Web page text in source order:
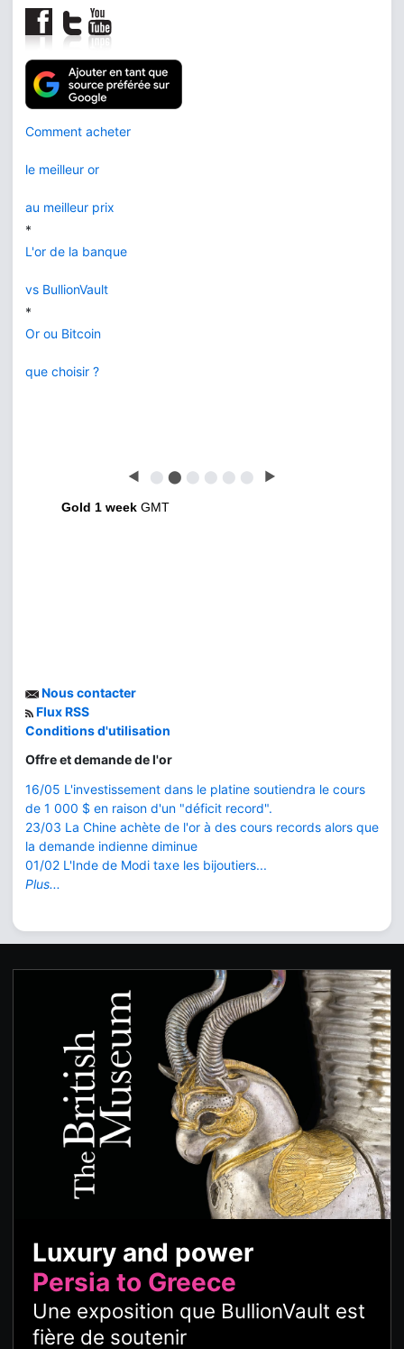
Comment acheter
le meilleur or
au meilleur prix
*
L'or de la banque
vs BullionVault
*
Or ou Bitcoin
que choisir ?
◀ ⬤ ⬤ ⬤ ⬤ ⬤ ⬤ ▶
Gold 1 week GMT
Nous contacter
Flux RSS
Conditions d'utilisation
Offre et demande de l'or
16/05 L'investissement dans le platine soutiendra le cours
de 1 000 $ en raison d'un "déficit record".
23/03 La Chine achète de l'or à des cours records alors que
la demande indienne diminue
01/02 L'Inde de Modi taxe les bijoutiers...
Plus...
Luxury and power
Persia to Greece
Une exposition que BullionVault est
fière de soutenir